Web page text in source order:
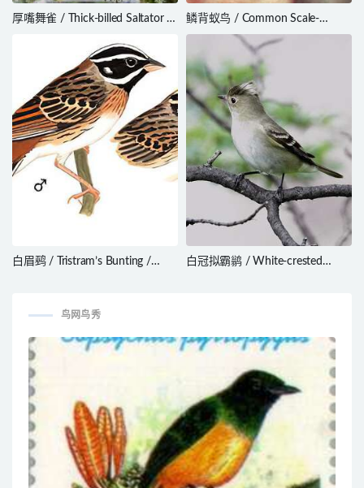
厚嘴舞雀 / Thick-billed Saltator /
鳞背蚁鸟 / Common Scale-
backed Antbird / Willisornis
poecilinotus
白眉鹀 / Tristram’s Bunting /
白冠拟霸鹟 / White-crested
鸟网鸟秀